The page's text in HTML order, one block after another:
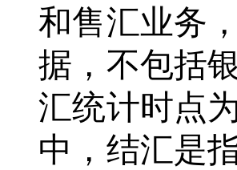
和售汇业务
据，不包括
汇统计时点
中，结汇是